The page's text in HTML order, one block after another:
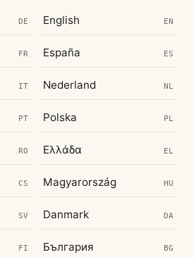
DE English EN
FR España ES
IT Nederland NL
PT Polska PL
RO Ελλάδα EL
CS Magyarország HU
SV Danmark DA
FI България BG